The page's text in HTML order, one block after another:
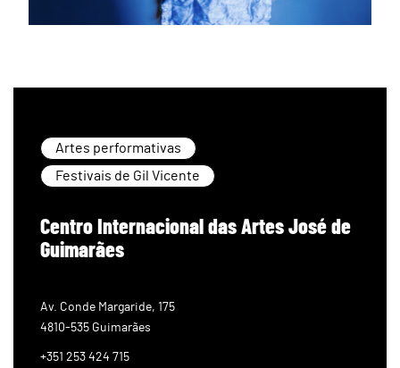
Artes performativas
Festivais de Gil Vicente
Centro Internacional das Artes José de
Guimarães
Av. Conde Margaride, 175
4810-535 Guimarães
+351 253 424 715